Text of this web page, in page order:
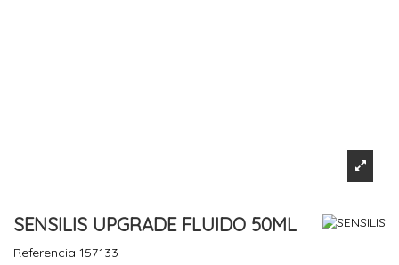
SENSILIS UPGRADE FLUIDO 50ML
Referencia 157133